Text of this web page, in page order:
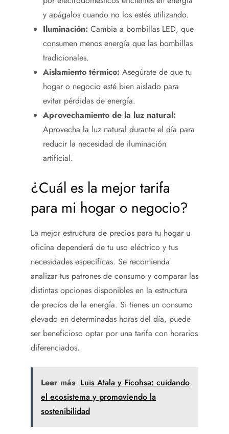
y apágalos cuando no los estés utilizando.
Iluminación: Cambia a bombillas LED, que
consumen menos energía que las bombillas
tradicionales.
Aislamiento térmico: Asegúrate de que tu
hogar o negocio esté bien aislado para
evitar pérdidas de energía.
Aprovechamiento de la luz natural:
Aprovecha la luz natural durante el día para
reducir la necesidad de iluminación
artificial.
¿Cuál es la mejor tarifa
para mi hogar o negocio?
La mejor estructura de precios para tu hogar u
oficina dependerá de tu uso eléctrico y tus
necesidades específicas. Se recomienda
analizar tus patrones de consumo y comparar las
distintas opciones disponibles en la estructura
de precios de la energía. Si tienes un consumo
elevado en determinadas horas del día, puede
ser beneficioso optar por una tarifa con horarios
diferenciados.
Leer más Luis Atala y Ficohsa: cuidando
el ecosistema y promoviendo la
sostenibilidad